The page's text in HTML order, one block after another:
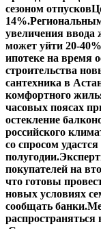
сезоном отпусков
14%.
увеличения ввода
может уйти 20-
ипотеке на время
строительства
сантехника в
комфортного
часовых поясах
остекление
российского
со спросом
полугодии.
покупателей на
что готовы
новых условиях
сообщать банки.